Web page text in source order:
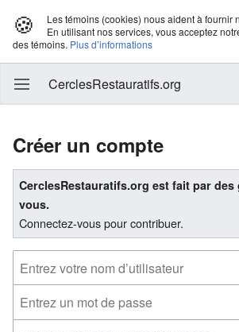
🍪
Les témoins (cookies) nous aident à fournir
En utilisant nos services, vous acceptez
des témoins. Plus d’informations
CerclesRestauratifs.org
Créer un compte
CerclesRestauratifs.org est fait par des
vous.
Connectez-vous pour contribuer.